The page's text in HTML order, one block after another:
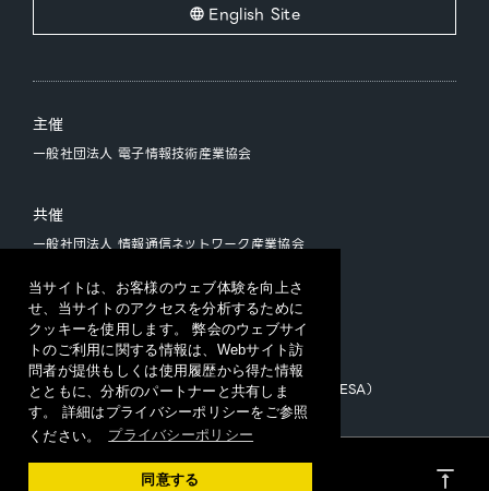
当サイトは、お客様のウェブ体験を向上さ
せ、当サイトのアクセスを分析するために
クッキーを使用します。 弊会のウェブサイ
トのご利用に関する情報は、Webサイト訪
問者が提供もしくは使用履歴から得た情報
とともに、分析のパートナーと共有しま
す。 詳細はプライバシーポリシーをご参照
ください。
プライバシーポリシー
同意する
English Site
主催
一般社団法人 電子情報技術産業協会
共催
一般社団法人 情報通信ネットワーク産業協会
一般社団法人 ソフトウェア協会
運営
CEATEC 運営事務局
（一般社団法人日本エレクトロニクスショー協会/JESA）
プライバシーポリシー vertical_align_top